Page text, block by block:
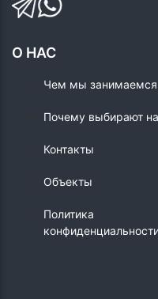
О НАС
Чем мы занимаемся
Почему выбирают
Контакты
Объекты
Политика